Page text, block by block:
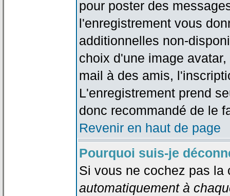
pour poster des
l'enregistrement vous
additionnelles non-
choix d'une image
mail à des amis,
L'enregistrement prend
donc recommandé de le
Revenir en haut de page
Pourquoi suis-je
Si vous ne cochez pas
automatiquement à